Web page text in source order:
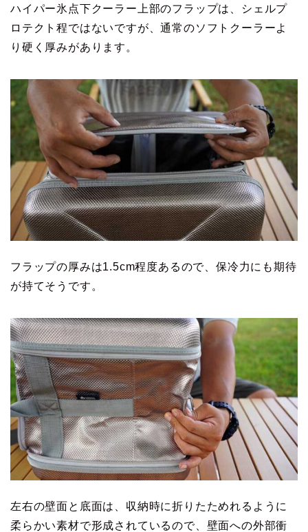
ハイパー氷点下クーラー上部のフラップは、シェルプ
ロテクト程ではないですが、通常のソフトクーラーよ
り硬く厚みがあります。
フラップの厚みは1.5cm程度あるので、保冷力にも期待
が持てそうです。
左右の壁面と底面は、収納時に折りたためれるように
柔らかい素材で形成されているので、壁面への外部衝